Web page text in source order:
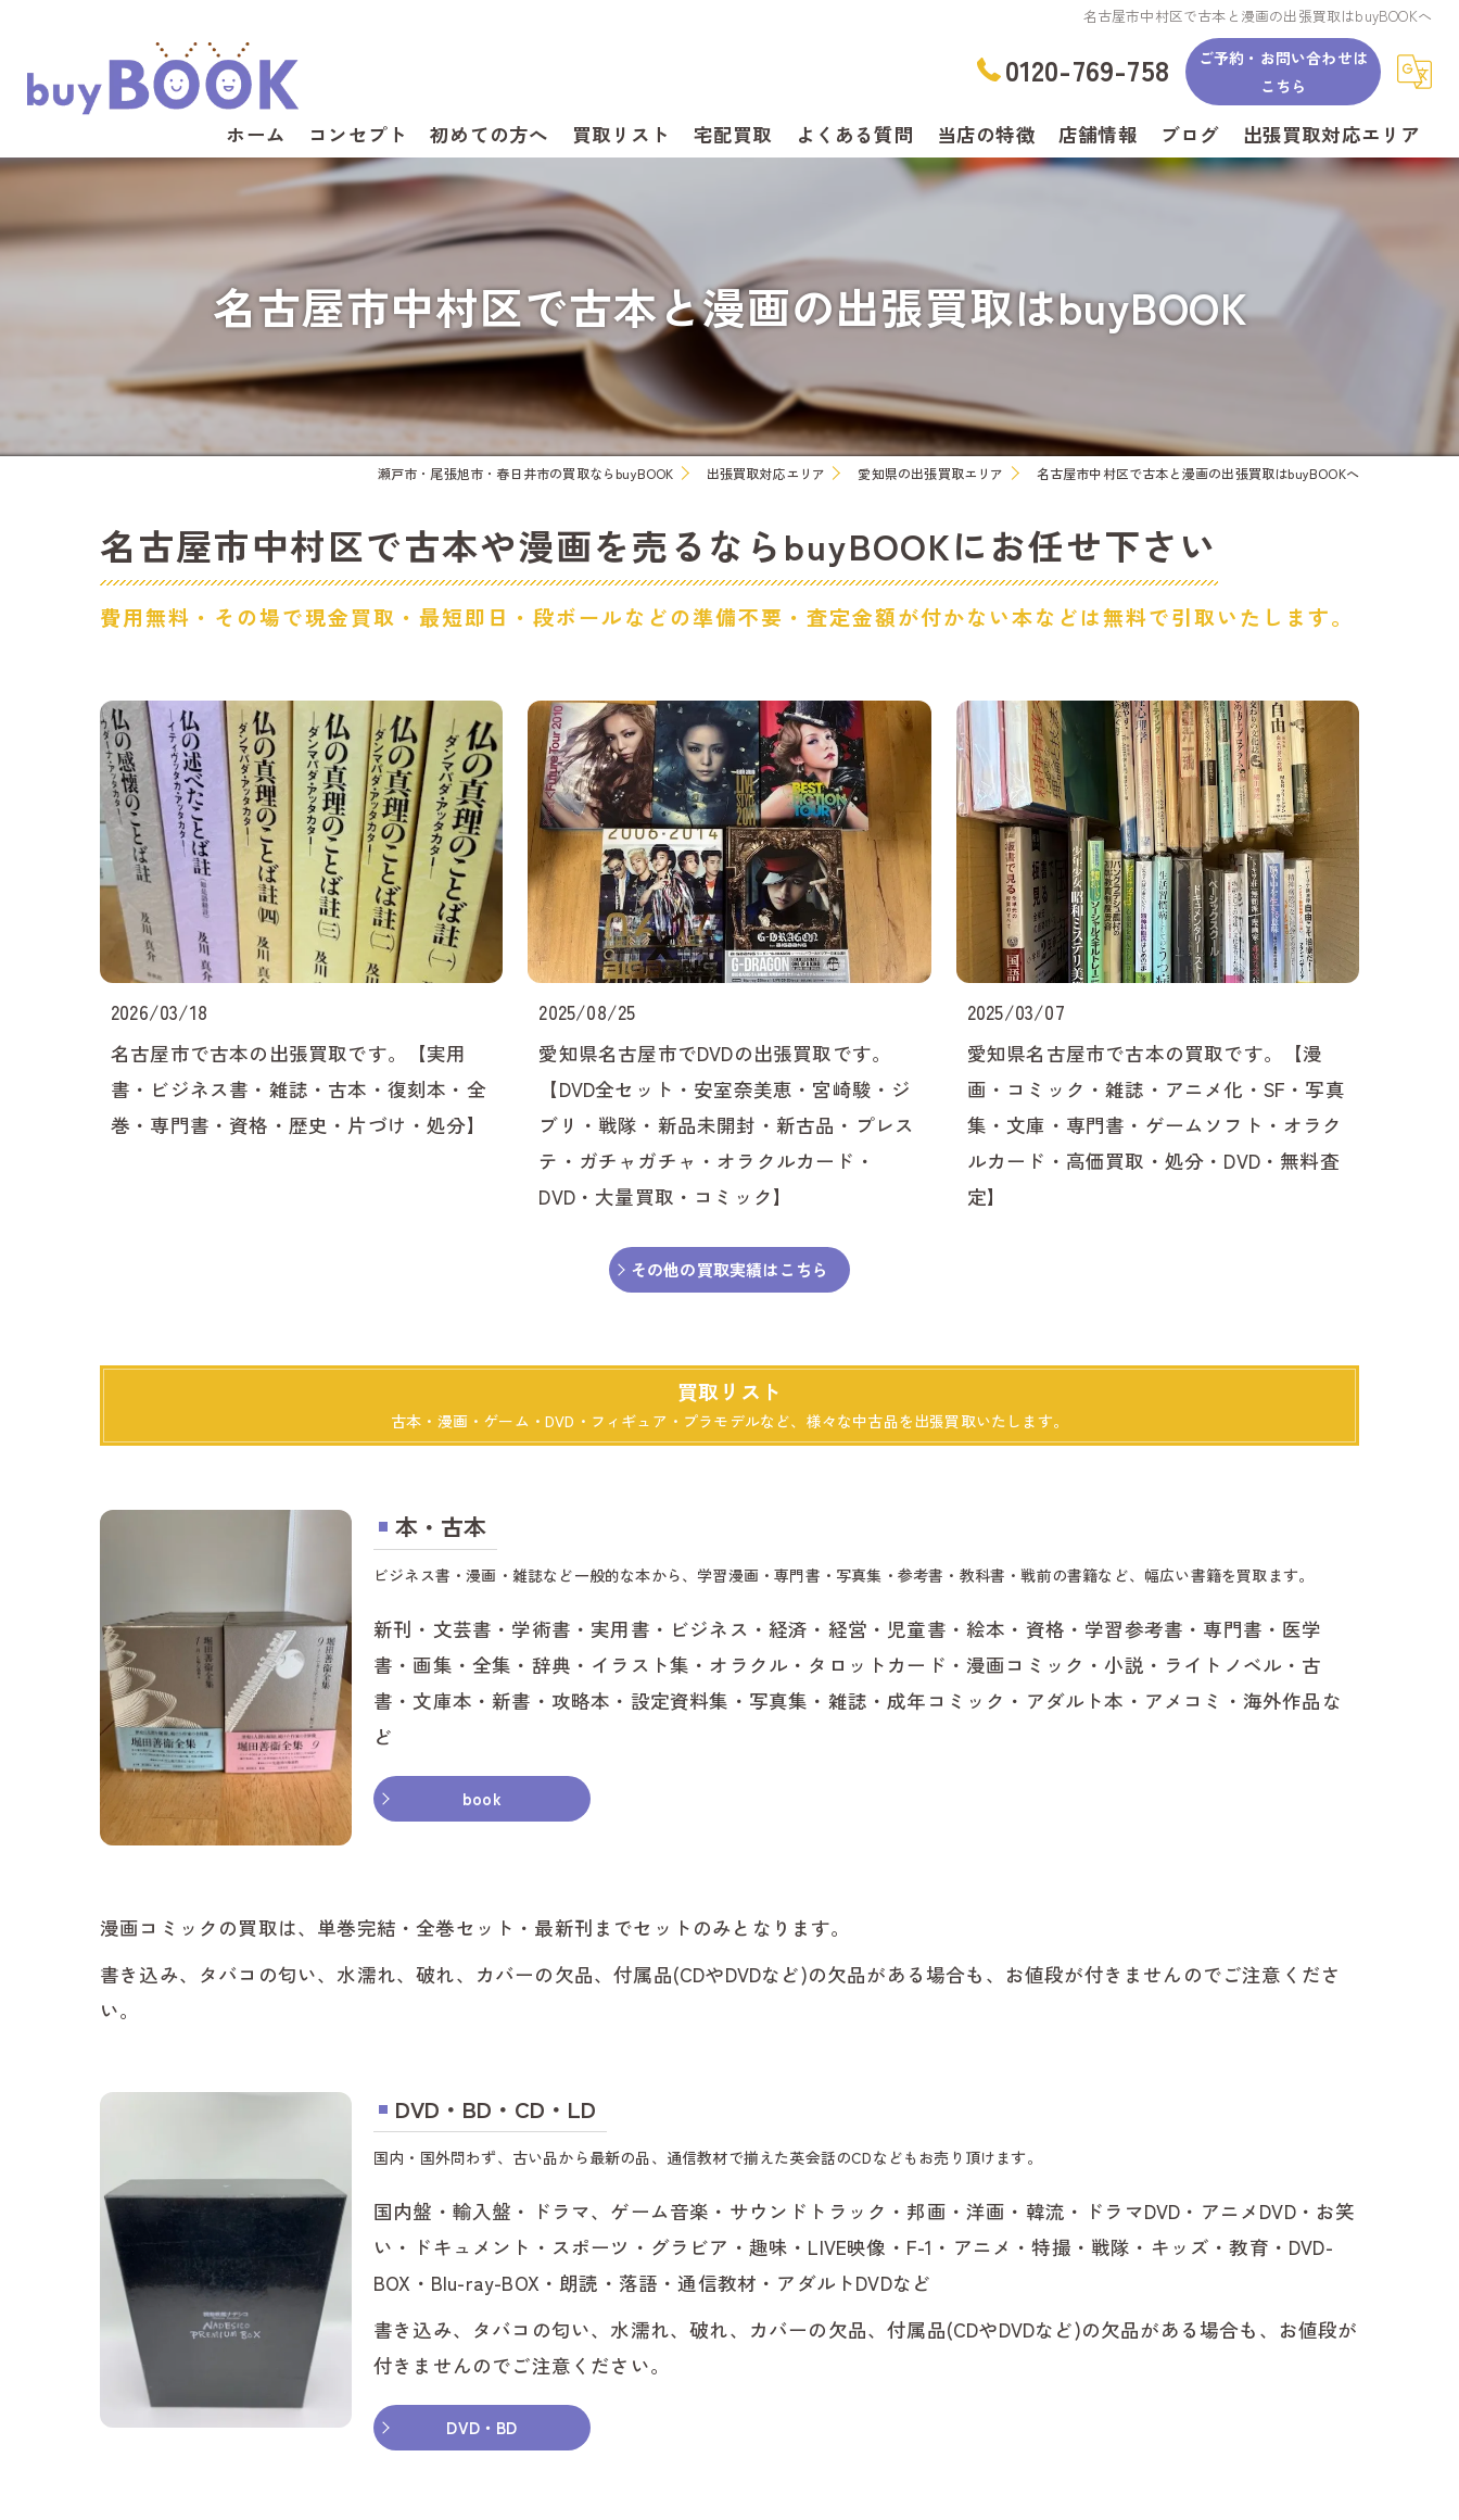
名古屋市中村区で古本と漫画の出張買取はbuyBOOKへ
0120-769-758
ご予約・お問い合わせは
こちら
ホーム コンセプト 初めての方へ 買取リスト 宅配買取 よくある質問 当店の特徴
フィギュア
漫画
DVD
店舗情報 ブログ 出張買取対応エリア
春日井市で古本買取はbuyBOOKへ
犬山市で古本の出張買取はbuyBOOKへ
豊田市で古本の出張買取はbuyBOOKへ
一宮市で古本の出張買取はbuyBOOKへ
稲沢市で古本の出張買取はbuyBOOKへ
岩倉市で古本の出張買取はbuyBOOKへ
豊明市で古本の出張買取はbuyBOOKへ
日進市で古本の出張買取はbuyBOOKへ
清須市で古本の出張買取はbuyBOOKへ
北名古屋市で古本の出張買取はbuyBOOKへ
長久手市で古本の出張買取はbuyBOOKへ
東郷町で古本の出張買取はbuyBOOKへ
飛島村で古本の出張買取はbuyBOOKへ
あま市で古本の出張買取はbuyBOOKへ
大治町で古本の出張買取はbuyBOOKへ
美浜町で古本の出張買取はbuyBOOKへ
名古屋市中村区で古本と漫画の出張買取はbuyBOOK
瀬戸市・尾張旭市・春日井市の買取ならbuyBOOK 出張買取対応エリア 愛知県の出張買取エリア 名古屋市中村区で古本と漫画の出張買取はbuyBOOKへ
名古屋市中村区で古本や漫画を売るならbuyBOOKにお任せ下さい
費用無料・その場で現金買取・最短即日・段ボールなどの準備不要・査定金額が付かない本などは無料で引取いたします。
2026/03/18
名古屋市で古本の出張買取です。【実用
書・ビジネス書・雑誌・古本・復刻本・全
巻・専門書・資格・歴史・片づけ・処分】
2025/08/25
愛知県名古屋市でDVDの出張買取です。
【DVD全セット・安室奈美恵・宮崎駿・ジ
ブリ・戦隊・新品未開封・新古品・プレス
テ・ガチャガチャ・オラクルカード・
DVD・大量買取・コミック】
2025/03/07
愛知県名古屋市で古本の買取です。【漫
画・コミック・雑誌・アニメ化・SF・写真
集・文庫・専門書・ゲームソフト・オラク
ルカード・高価買取・処分・DVD・無料査
定】
その他の買取実績はこちら
買取リスト
古本・漫画・ゲーム・DVD・フィギュア・プラモデルなど、様々な中古品を出張買取いたします。
本・古本
ビジネス書・漫画・雑誌など一般的な本から、学習漫画・専門書・写真集・参考書・教科書・戦前の書籍など、幅広い書籍を買取ます。
新刊・文芸書・学術書・実用書・ビジネス・経済・経営・児童書・絵本・資格・学習参考書・専門書・医学
書・画集・全集・辞典・イラスト集・オラクル・タロットカード・漫画コミック・小説・ライトノベル・古
書・文庫本・新書・攻略本・設定資料集・写真集・雑誌・成年コミック・アダルト本・アメコミ・海外作品な
ど
book
漫画コミックの買取は、単巻完結・全巻セット・最新刊までセットのみとなります。
書き込み、タバコの匂い、水濡れ、破れ、カバーの欠品、付属品(CDやDVDなど)の欠品がある場合も、お値段が付きませんのでご注意くださ
い。
DVD・BD・CD・LD
国内・国外問わず、古い品から最新の品、通信教材で揃えた英会話のCDなどもお売り頂けます。
国内盤・輸入盤・ドラマ、ゲーム音楽・サウンドトラック・邦画・洋画・韓流・ドラマDVD・アニメDVD・お笑
い・ドキュメント・スポーツ・グラビア・趣味・LIVE映像・F-1・アニメ・特撮・戦隊・キッズ・教育・DVD-
BOX・Blu-ray-BOX・朗読・落語・通信教材・アダルトDVDなど
書き込み、タバコの匂い、水濡れ、破れ、カバーの欠品、付属品(CDやDVDなど)の欠品がある場合も、お値段が
付きませんのでご注意ください。
DVD・BD